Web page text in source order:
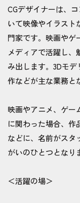
CGデザイナーは、
いて映像やイラスト
門家です。映画やゲ
メディアで活躍し
み出します。3Dモ
作などが主な業務と
映画やアニメ、ゲー
に関わった場合、作
などに、名前がスタ
がいのひとつとなり
＜活躍の場＞